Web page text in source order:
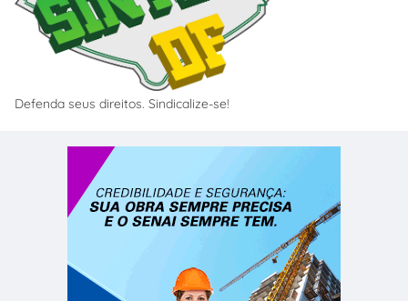
Defenda seus direitos. Sindicalize-se!